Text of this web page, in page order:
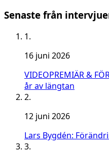
Senaste från
1.
16 juni 2026
VIDEOPREMIÄR &
år av längtan
2.
12 juni 2026
Lars Bygdén:
3.